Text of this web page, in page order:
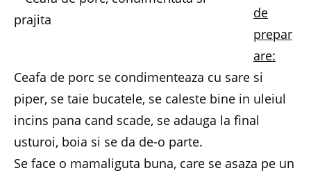
de
prepar
are:
Ceafa de porc se condimenteaza cu sare si
piper, se taie bucatele, se caleste bine in uleiul
incins pana cand scade, se adauga la final
usturoi, boia si se da de-o parte.
Se face o mamaliguta buna, care se asaza pe un